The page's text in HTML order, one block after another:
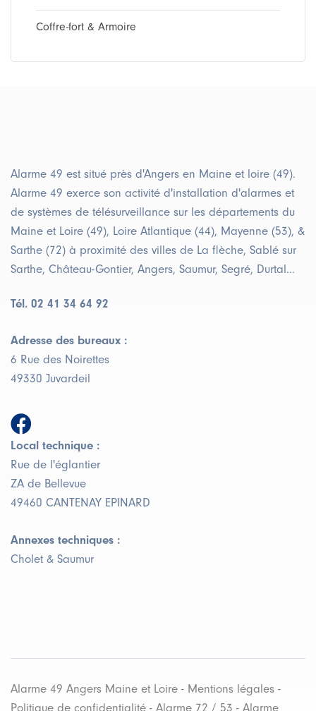
Coffre-fort & Armoire
Alarme 49 est situé près d'Angers en Maine et loire (49).
Alarme 49 exerce son activité d'installation d'alarmes et
de systèmes de télésurveillance sur les départements du
Maine et Loire (49), Loire Atlantique (44), Mayenne (53), &
Sarthe (72) à proximité des villes de La flèche, Sablé sur
Sarthe, Château-Gontier, Angers, Saumur, Segré, Durtal...
Tél. 02 41 34 64 92
Adresse des bureaux :
6 Rue des Noirettes
49330 Juvardeil
Local technique :
Rue de l'églantier
ZA de Bellevue
49460 CANTENAY EPINARD
Annexes techniques :
Cholet & Saumur
Alarme 49 Angers Maine et Loire - Mentions légales -
Politique de confidentialité - Alarme 72 / 53 - Alarme